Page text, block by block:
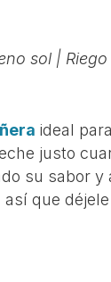
sol |
ideal
justo
su sabor
que